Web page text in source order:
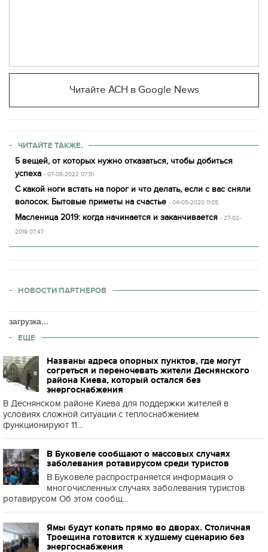
Читайте АСН в Google News
ЧИТАЙТЕ ТАКЖЕ.
5 вещей, от которых нужно отказаться, чтобы добиться
успеха - 07-08-2022 07:51
С какой ноги встать на порог и что делать, если с вас сняли
волосок. Бытовые приметы на счастье - 04-05-2020 11:05
Масленица 2019: когда начинается и заканчивается - 27-02-
2019 07:47
НОВОСТИ ПАРТНЕРОВ
загрузка...
ЕЩЕ
Названы адреса опорных пунктов, где могут
согреться и переночевать жители Деснянского
района Киева, который остался без
энергоснабжения
В Деснянском районе Киева для поддержки жителей в
условиях сложной ситуации с теплоснабжением
функционируют 11...
В Буковеле сообщают о массовых случаях
заболевания ротавирусом среди туристов
В Буковеле распространяется информация о
многочисленных случаях заболевания туристов
ротавирусом Об этом сообщ...
Ямы будут копать прямо во дворах. Столичная
Троещина готовится к худшему сценарию без
энергоснабжения